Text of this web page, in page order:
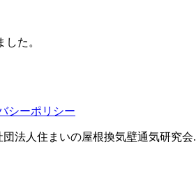
た。
シーポリシー
法人住まいの屋根換気壁通気研究会.